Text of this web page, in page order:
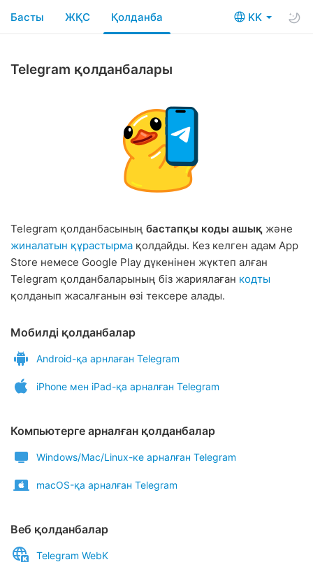
KK
Басты ЖҚС Қолданба
Telegram қолданбалары
Telegram қолданбаcының бастапқы коды ашық және
жиналатын құрастырма қолдайды. Кез келген адам App
Store немесе Google Play дүкенінен жүктеп алған
Telegram қолданбаларының біз жариялаған кодты
қолданып жасалғанын өзі тексере алады.
Мобилді қолданбалар
Android-қа арнлаған Telegram
iPhone мен iPad-қа арналған Telegram
Компьютерге арналған қолданбалар
Windows/Mac/Linux-ке арналған Telegram
macOS-қа арналған Telegram
Веб қолданбалар
Telegram WebK